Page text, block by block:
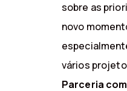
sobre as
novo
vários
Parceria